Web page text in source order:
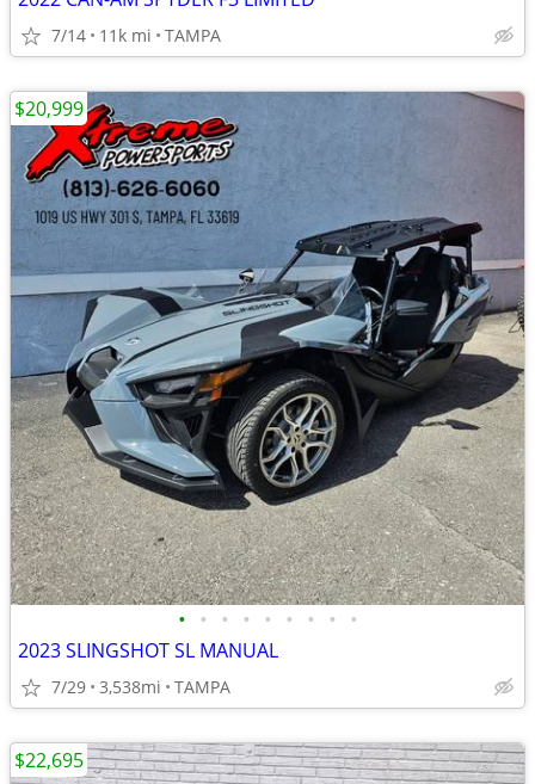
7/14 11k mi TAMPA
• • • • • • • • •
2023 SLINGSHOT SL MANUAL
7/29 3,538mi TAMPA
$20,999
$22,695